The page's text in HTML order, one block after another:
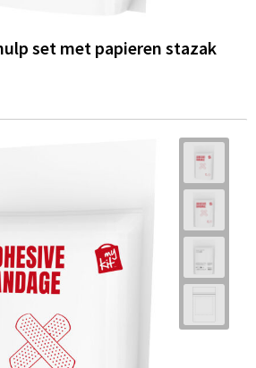
set met papieren stazak